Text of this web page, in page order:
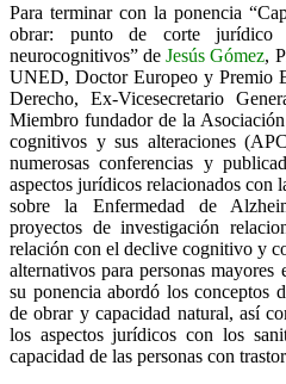
Para terminar con la ponencia
obrar: punto de corte jurídico
neurocognitivos” deJesús Gómez,
UNED, Doctor Europeo y Premio
Derecho, Ex-Vicesecretario
Miembro fundador de la
cognitivos y sus alteraciones
numerosas conferencias y
aspectos jurídicos relacionados con
sobre la Enfermedad de
proyectos de investigación
relación con el declive cognitivo y
alternativos para personas mayores
su ponencia abordó los conceptos
de obrar y capacidad natural, así
los aspectos jurídicos con los
capacidad de las personas con